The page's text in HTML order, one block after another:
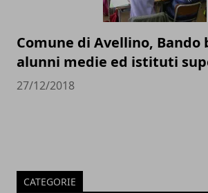
Comune di Avellino,
alunni medie ed istituti
27/12/2018
CATEGORIE